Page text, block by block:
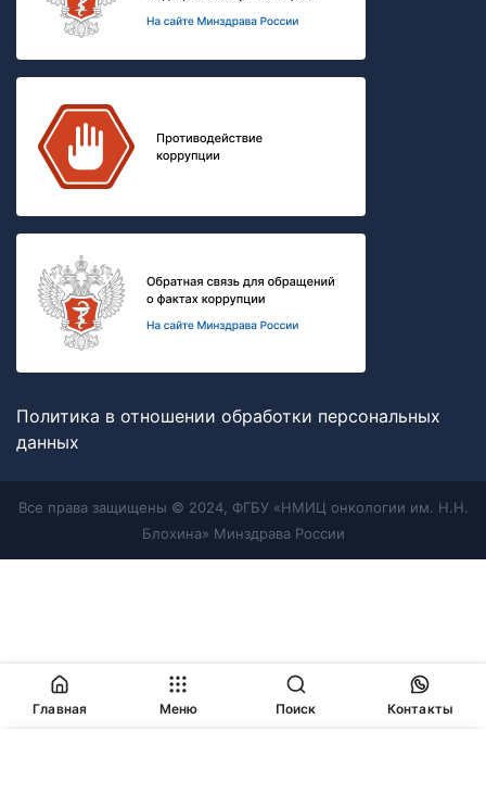
Политика в отношении обработки персональных
данных
Все права защищены © 2024, ФГБУ «НМИЦ онкологии им. Н.Н.
Блохина» Минздрава России
Главная Меню Поиск Контакты